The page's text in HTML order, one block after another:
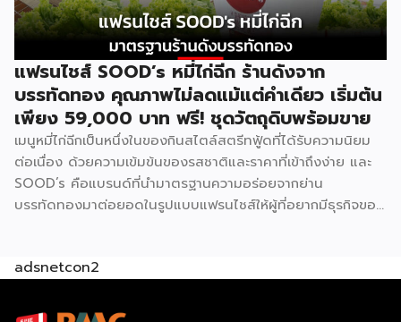
สูตรเฉพาะจากฟาร์มเฮ้าส์โดยตรง พร้อมการสนับสนุนด้าน
อุปกรณ์ วัตถุดิบ และการอบรมทักษะการทำแซนด์วิชอย่างถูกวิธี
ตามหลักสุขาภิบาลและอนามัย เมนูของแบรนด์มีให้เลือกถึง 8 ไส้
ได้แก่ แซนด์วิชโฮลวีตไส้แฮมหมูหยอง ไส้แฮม ไส้ปูอัด ไส้ไข่ดาว
หมูหยองพริกเผา ไส้เทสตี้แฮม ไส้ทูน่าหมูหยอง ไส้ทูน่า และไส้
หมูหยองพริกเผา ครอบคลุมทั้งรสชาติคลาสสิกและรสชาติที่คน
ไทยคุ้นเคย ปรัชญาสำคัญที่ผู้ร่วมค้าต้องยึดถือคือ “แซนด์วิชมี
คุณภาพ ใหม่ สด สะอาด อร่อย” ภายใต้มาตรฐานของฟาร์มเฮ้าส์
ปัจจุบัน GMF ได้รับความนิยมกระจายอยู่ทั่วกรุงเทพฯ และ
ปริมณฑล […]
แฟรนไชส์ SOOD’s หมี่ไก่ฉีก ร้านดังจาก
บรรทัดทอง คุณภาพไม่ลดแม้แต่คำเดียว เริ่มต้น
เพียง 59,000 บาท ฟรี! ชุดวัตถุดิบพร้อมขาย
เมนูหมี่ไก่ฉีกเป็นหนึ่งในของกินสไตล์สตรีทฟู้ดที่ได้รับความนิยม
ต่อเนื่อง ด้วยความเข้มข้นของรสชาติและราคาที่เข้าถึงง่าย และ
SOOD’s คือแบรนด์ที่นำมาตรฐานความอร่อยจากย่าน
บรรทัดทองมาต่อยอดในรูปแบบแฟรนไชส์ให้ผู้ที่อยากมีธุรกิจของ
ทางการ เริ่มต้นเพียง 59,000 บาท ก็สามารถเปิดขายได้ทันที
ก่อนตัดสินใจ จุดขายหลักของ SOOD’s คือความอร่อยแบบต้น
adsnetcon2